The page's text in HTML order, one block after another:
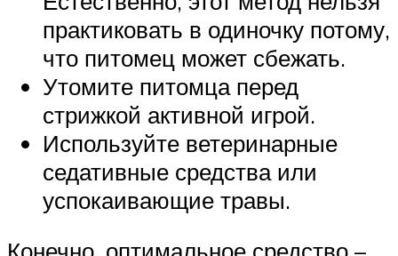
практиковать в одиночку потому,
что питомец может сбежать.
Утомите питомца перед
стрижкой активной игрой.
Используйте ветеринарные
седативные средства или
успокаивающие травы.